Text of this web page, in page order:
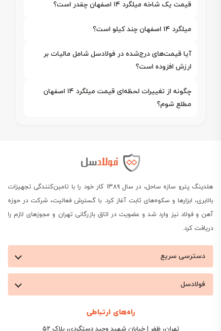
قیمت یک شاخه میلگرد ۱۴ اصفهان چقدر است؟
میلگرد ۱۴ اصفهان چند کیلو است؟
آیا قیمت‌های درج‌شده در فولادسل شامل مالیات بر
ارزش افزوده است؟
چگونه از تغییرات لحظه‌ای قیمت میلگرد ۱۴ اصفهان
مطلع شوم؟
هلدینگ پترو سازه ساحل، در سال ۱۳۸۹ کار خود را با تامین‌کنندگی تجهیزات
بالابری، ابزارها و سکوه‌های ثابت آغاز کرد. با گسترش فعالیت، شرکت در حوزه
آهن و فولاد نیز وارد شد و عضویت در اتاق بازرگانی تهران و مجوزهای لازم را
دریافت کرد.
دسترسی سریع
فولادسل
راه‌های ارتباطی
تهران، ظفر | خیابان شهید وحید دستگردی، پلاک ۵۲